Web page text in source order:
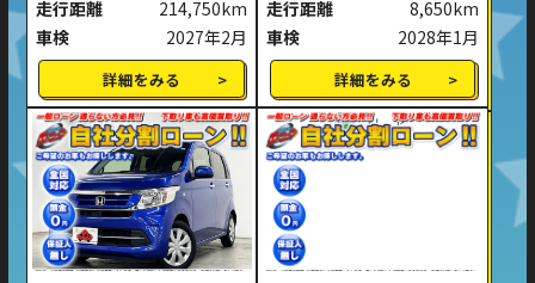
走行距離
214,750km
車検
2027年2月
詳細をみる
走行距離
8,650km
車検
2028年1月
詳細をみる